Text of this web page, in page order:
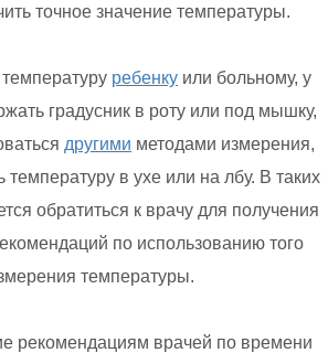
точное значение температуры.
ребенку или больному, у
градусник в роту или под мышку,
другими методами измерения,
в ухе или на лбу. В таких
обратиться к врачу для получения
по использованию того
температуры.
рекомендациям врачей по времени